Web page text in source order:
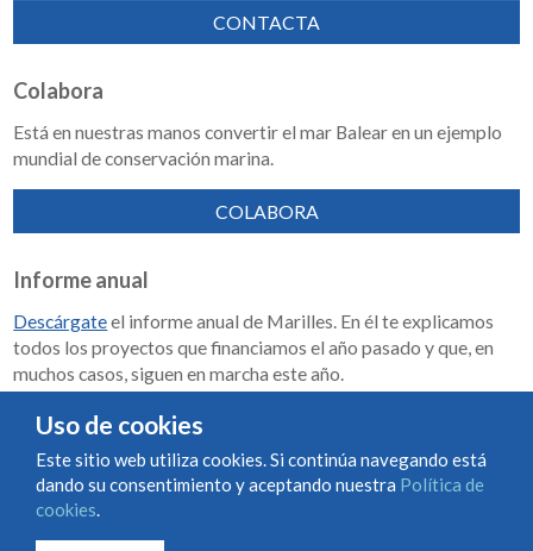
CONTACTA
Colabora
Está en nuestras manos convertir el mar Balear en un ejemplo
mundial de conservación marina.
COLABORA
Informe anual
Descárgateel informe anual de Marilles. En él te explicamos
todos los proyectos que financiamos el año pasado y que, en
muchos casos, siguen en marcha este año.
Condiciones de uso y contratación
Uso de cookies
Este sitio web utiliza cookies. Si continúa navegando está
dando su consentimiento y aceptando nuestra Política de
cookies.